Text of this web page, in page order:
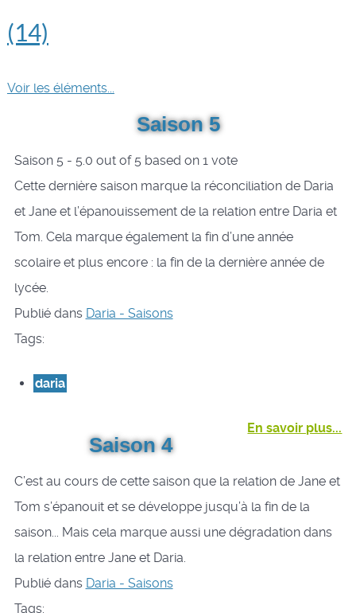
(14)
Voir les éléments...
Saison 5
Saison 5 - 5.0 out of 5 based on 1vote
Cette dernière saison marque la réconciliation de Daria
et Jane et l’épanouissement de la relation entre Daria et
Tom. Cela marque également la fin d’une année
scolaire et plus encore : la fin de la dernière année de
lycée.
Publié dans Daria - Saisons
Tags:
daria
En savoir plus...
Saison 4
C’est au cours de cette saison que la relation de Jane et
Tom s’épanouit et se développe jusqu’à la fin de la
saison... Mais cela marque aussi une dégradation dans
la relation entre Jane et Daria.
Publié dans Daria - Saisons
Tags: